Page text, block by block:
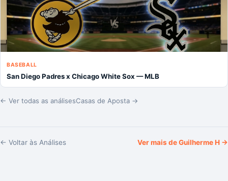
BASEBALL
San Diego Padres x Chicago White Sox — MLB
← Ver todas as análisesCasas de Aposta →
← Voltar às Análises Ver mais deGuilherme H →